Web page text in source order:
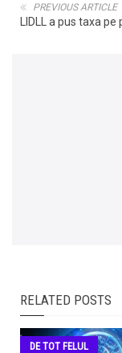
PREVIOUS ARTICLE
LIDLL a pus taxa
RELATED POSTS
DE TOT FELUL